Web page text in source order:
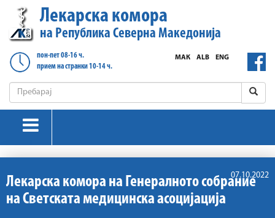
Лекарска комора
на Република Северна Македонија
пон-пет 08-16 ч.
прием на странки 10-14 ч.
ENG
ALB
МАК
07.10.2022
Лекарска комора на Генералното собрание
на Светската медицинска асоцијација